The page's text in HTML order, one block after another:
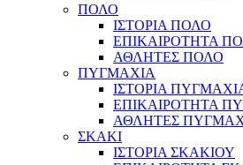
ΠΟΛΟ
ΙΣΤΟΡΙΑ ΠΟΛΟ
ΕΠΙΚΑΙΡΟΤΗΤΑ
ΑΘΛΗΤΕΣ ΠΟΛΟ
ΠΥΓΜΑΧΙΑ
ΙΣΤΟΡΙΑ
ΕΠΙΚΑΙΡΟΤΗΤΑ
ΑΘΛΗΤΕΣ
ΣΚΑΚΙ
ΙΣΤΟΡΙΑ ΣΚΑΚΙΟΥ